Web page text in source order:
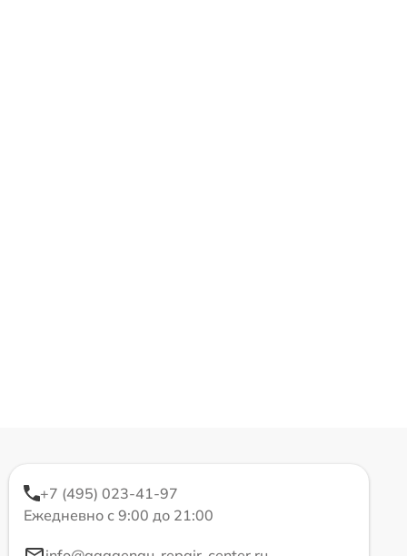
+7 (495) 023-41-97
Ежедневно с 9:00 до 21:00